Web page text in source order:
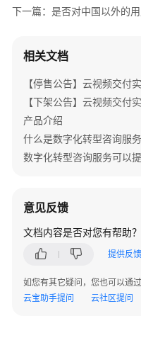
服
据
库
服
务
平
咨
询
规
划
下一篇：是否对中国以外的用
相关文档
【停售公告】云视频交付
【下架公告】云视频交付
产品介绍
什么是数字化转型咨询服务
数字化转型咨询服务可以
意见反馈
文档内容是否对您有帮助？
提供反馈
如您有其它疑问，您也可以通
云宝助手提问
云社区提问